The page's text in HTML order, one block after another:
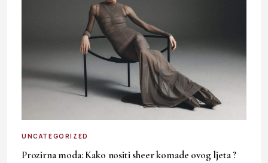
UNCATEGORIZED
Prozirna moda: Kako nositi sheer komade ovog ljeta ?